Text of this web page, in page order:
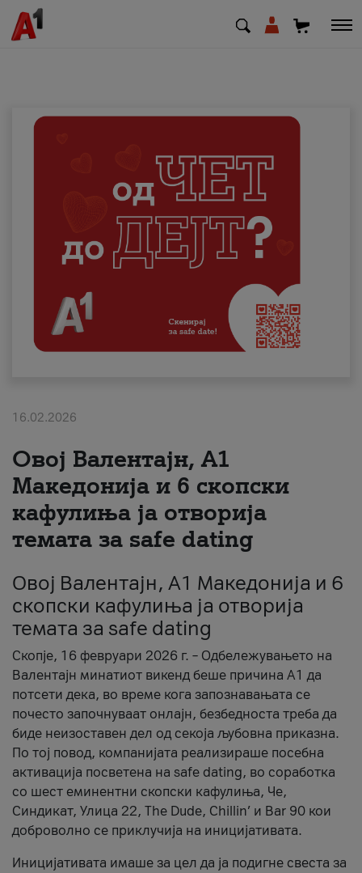
Деловни
Поддршка
Надополни кредит
Плати сметка
#ПодобарОнлајн
16.02.2026
Овој Валентајн, A1
Македонија и 6 скопски
кафулиња ја отворија
темата за safe dating
Овој Валентајн, A1 Македонија и 6
скопски кафулиња ја отворија
темата за safe dating
Скопје, 16 февруари 2026 г. – Одбележувањето на
Валентајн минатиот викенд беше причина А1 да
потсети дека, во време кога запознавањата се
почесто започнуваат онлајн, безбедноста треба да
биде неизоставен дел од секоја љубовна приказна.
По тој повод, компанијата реализираше посебна
активација посветена на safe dating, во соработка
со шест еминентни скопски кафулиња, Че,
Синдикат, Улица 22, The Dude, Chillin’ и Bar 90 кои
доброволно се приклучија на иницијативата.
Иницијативата имаше за цел да ја подигне свеста за